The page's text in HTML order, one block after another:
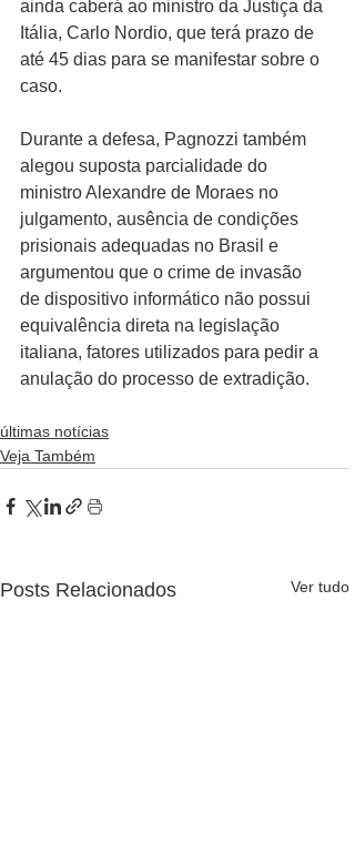
ainda caberá ao ministro da Justiça da
Itália, Carlo Nordio, que terá prazo de
até 45 dias para se manifestar sobre o
caso.
Durante a defesa, Pagnozzi também
alegou suposta parcialidade do
ministro Alexandre de Moraes no
julgamento, ausência de condições
prisionais adequadas no Brasil e
argumentou que o crime de invasão
de dispositivo informático não possui
equivalência direta na legislação
italiana, fatores utilizados para pedir a
anulação do processo de extradição.
últimas notícias
Veja Também
Posts Relacionados Ver tudo